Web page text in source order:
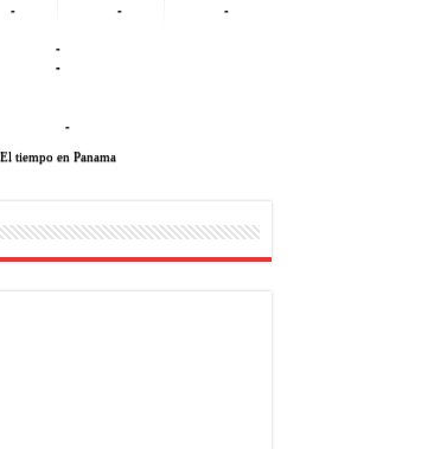
- - -
-
-
-
El tiempo en Panama